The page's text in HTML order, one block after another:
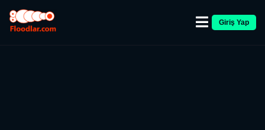
Giriş Yap